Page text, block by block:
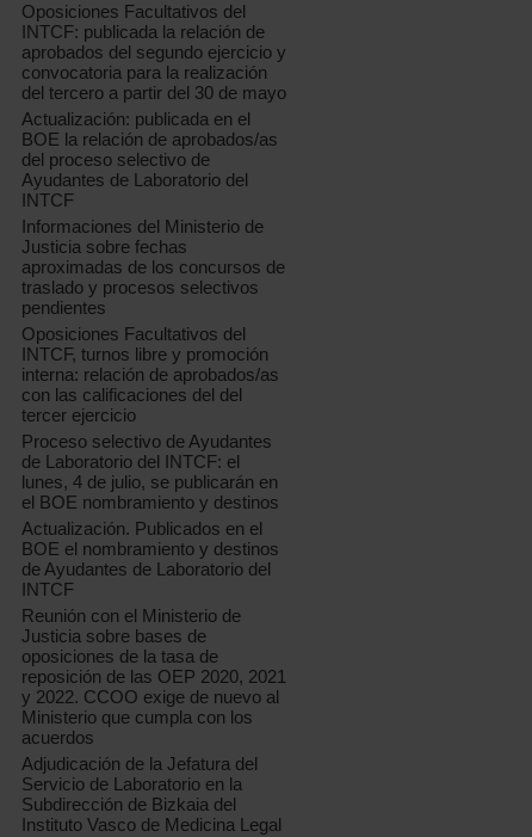
Oposiciones Facultativos del
INTCF: publicada la relación de
aprobados del segundo ejercicio y
convocatoria para la realización
del tercero a partir del 30 de mayo
Actualización: publicada en el
BOE la relación de aprobados/as
del proceso selectivo de
Ayudantes de Laboratorio del
INTCF
Informaciones del Ministerio de
Justicia sobre fechas
aproximadas de los concursos de
traslado y procesos selectivos
pendientes
Oposiciones Facultativos del
INTCF, turnos libre y promoción
interna: relación de aprobados/as
con las calificaciones del del
tercer ejercicio
Proceso selectivo de Ayudantes
de Laboratorio del INTCF: el
lunes, 4 de julio, se publicarán en
el BOE nombramiento y destinos
Actualización. Publicados en el
BOE el nombramiento y destinos
de Ayudantes de Laboratorio del
INTCF
Reunión con el Ministerio de
Justicia sobre bases de
oposiciones de la tasa de
reposición de las OEP 2020, 2021
y 2022. CCOO exige de nuevo al
Ministerio que cumpla con los
acuerdos
Adjudicación de la Jefatura del
Servicio de Laboratorio en la
Subdirección de Bizkaia del
Instituto Vasco de Medicina Legal